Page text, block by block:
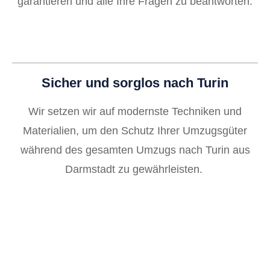
Sicher und sorglos nach Turin
Wir setzen wir auf modernste Techniken und
Materialien, um den Schutz Ihrer Umzugsgüter
während des gesamten Umzugs nach Turin aus
Darmstadt zu gewährleisten.